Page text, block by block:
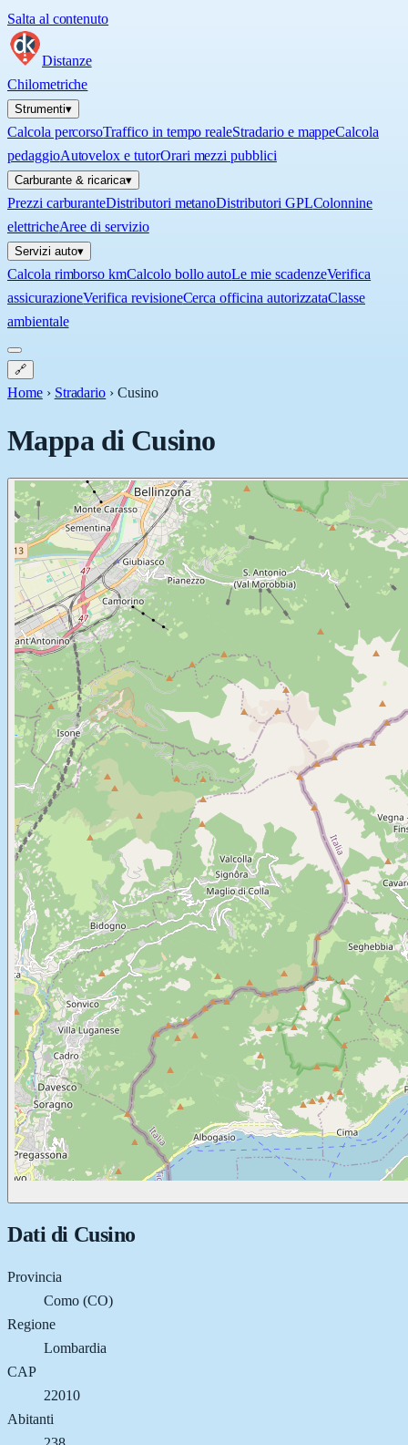
Salta al contenuto
Distanze
Chilometriche
Strumenti▾
Calcola percorsoTraffico in tempo realeStradario e mappeCalcola
pedaggioAutovelox e tutorOrari mezzi pubblici
Carburante & ricarica▾
Prezzi carburanteDistributori metanoDistributori GPLColonnine
elettricheAree di servizio
Servizi auto▾
Calcola rimborso kmCalcolo bollo autoLe mie scadenzeVerifica
assicurazioneVerifica revisioneCerca officina autorizzataClasse
ambientale
🔗
Home › Stradario ›Cusino
Mappa di Cusino
Dati di Cusino
Provincia
Como (CO)
Regione
Lombardia
CAP
22010
Abitanti